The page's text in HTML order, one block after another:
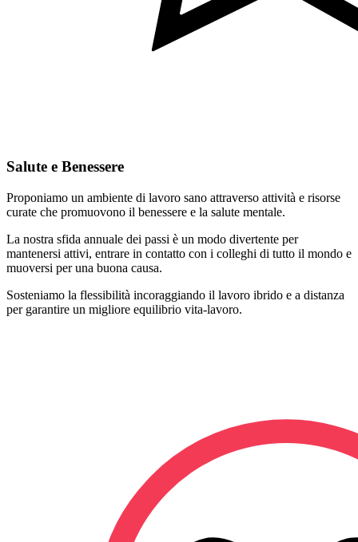
Salute e Benessere
Proponiamo un ambiente di lavoro sano attraverso attività e risorse
curate che promuovono il benessere e la salute mentale.
La nostra sfida annuale dei passi è un modo divertente per
mantenersi attivi, entrare in contatto con i colleghi di tutto il mondo e
muoversi per una buona causa.
Sosteniamo la flessibilità incoraggiando il lavoro ibrido e a distanza
per garantire un migliore equilibrio vita-lavoro.